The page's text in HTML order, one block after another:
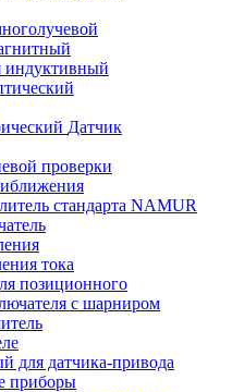
индуктивный
Датчик
проверки
стандарта NAMUR
тока
позиционного
с шарниром
для датчика-привода
приборы